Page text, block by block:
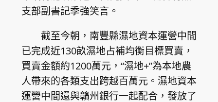
支部副書記季強笑言。
截至今朝，南豐縣濕地資本運營中間
已完成近130畝濕地占補均衡目標買賣，
買賣金額約1200萬元，“濕地+”為本地農
人帶來的各類支出跨越百萬元。濕地資本
運營中間還與贛州銀行一起配合，發放了